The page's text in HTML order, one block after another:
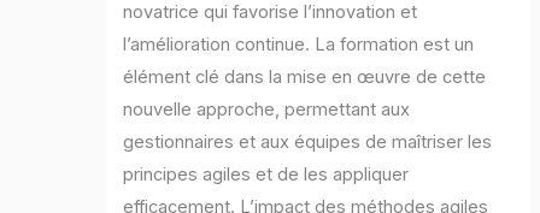
novatrice qui favorise l’innovation et
l’amélioration continue. La formation est un
élément clé dans la mise en œuvre de cette
nouvelle approche, permettant aux
gestionnaires et aux équipes de maîtriser les
principes agiles et de les appliquer
efficacement. L’impact des méthodes agiles